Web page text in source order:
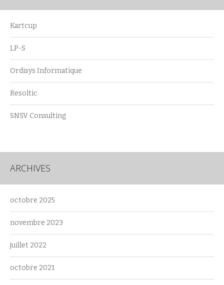
Kartcup
LP-S
Ordisys Informatique
Resoltic
SNSV Consulting
ARCHIVES
octobre 2025
novembre 2023
juillet 2022
octobre 2021